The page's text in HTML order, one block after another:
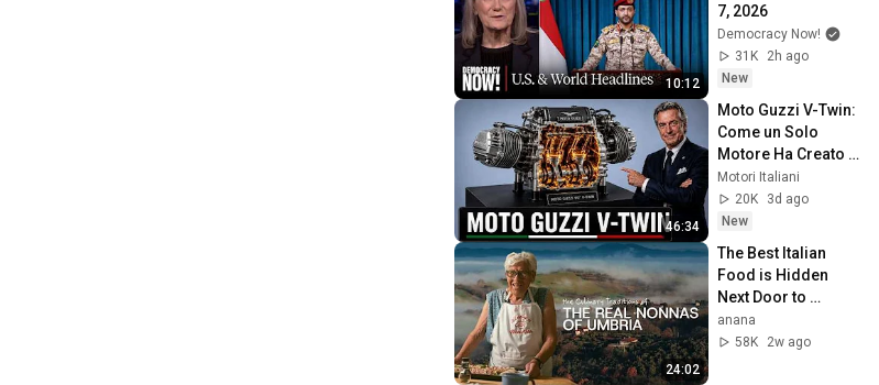
10:12
7, 2026
Democracy Now!
31K
2h ago
New
46:34
Moto Guzzi V-Twin:
Come un Solo
Motore Ha Creato
una Leggenda
Italiana
Motori Italiani
20K
3d ago
New
24:02
The Best Italian
Food is Hidden
Next Door to
Tuscany (Umbria)
anana
58K
2w ago